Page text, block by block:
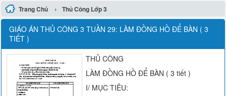
Trang Chủ › Thủ Công Lớp 3
GIÁO ÁN THỦ CÔNG 3 TUẦN 29: LÀM ĐỒNG HỒ ĐỂ BÀN ( 3
TIẾT )
THỦ CÔNG
LÀM ĐỒNG HỒ ĐỂ BÀN ( 3 tiết )
I/ MỤC TIÊU: